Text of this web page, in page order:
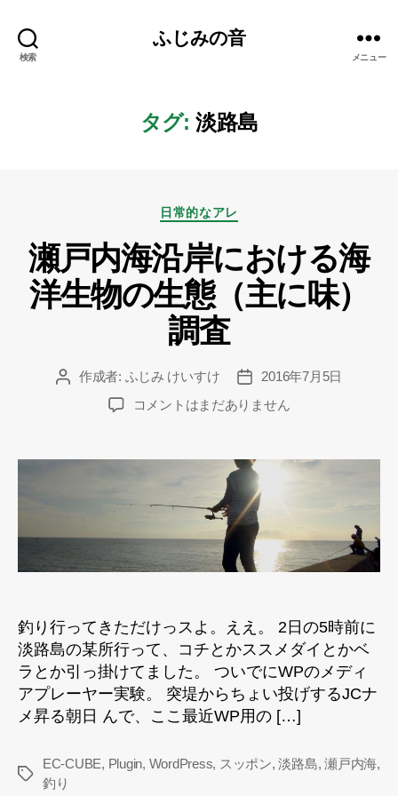
検索
ふじみの音
メニュー
タグ: 淡路島
カ
ゴ
リ
ー
日常的なアレ
瀬戸内海沿岸における海
洋生物の生態（主に味）
調査
投 作成者: ふじみ けいすけ
投
稿
日
2016年7月5日
瀬
海
岸
お
け
洋
生
物
の
生
態
に
味）
コメントはまだありません
釣り行ってきただけっスよ。ええ。 2日の5時前に
淡路島の某所行って、コチとかススメダイとかベ
ラとか引っ掛けてました。 ついでにWPのメディ
アプレーヤー実験。 突堤からちょい投げするJCナ
メ昇る朝日 んで、ここ最近WP用の […]
タ
EC-CUBE, Plugin, WordPress, スッポン,淡路島,瀬戸内海,
釣り